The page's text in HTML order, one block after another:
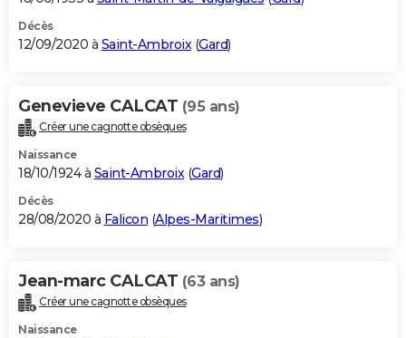
Décès
12/09/2020 à Saint-Ambroix(Gard)
Genevieve CALCAT (95 ans)
Créer une cagnotte obsèques
Naissance
18/10/1924 à Saint-Ambroix(Gard)
Décès
28/08/2020 à Falicon (Alpes-Maritimes)
Jean-marc CALCAT (63 ans)
Créer une cagnotte obsèques
Naissance